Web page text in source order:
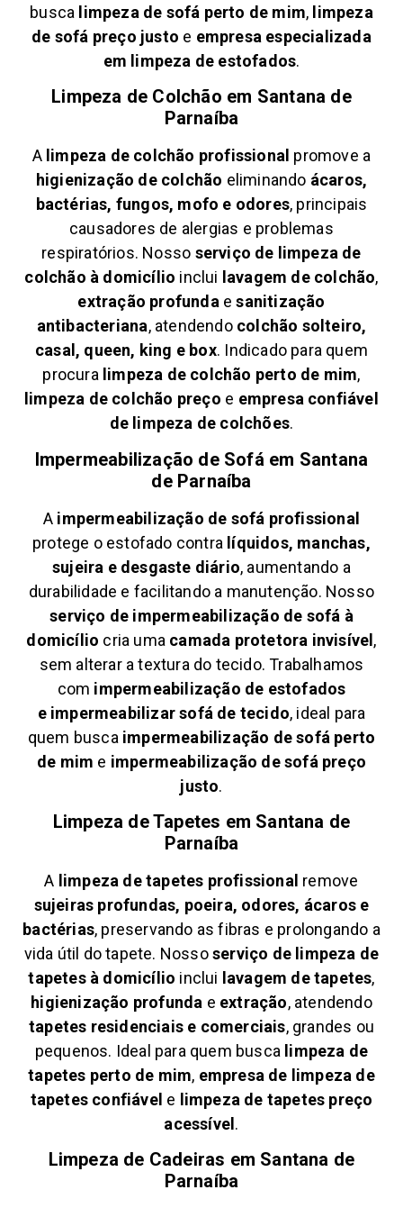
busca limpeza de sofá perto de mim, limpeza
de sofá preço justo e empresa especializada
em limpeza de estofados.
Limpeza de Colchão em Santana de
Parnaíba
A limpeza de colchão profissional promove a
higienização de colchão eliminando ácaros,
bactérias, fungos, mofo e odores, principais
causadores de alergias e problemas
respiratórios. Nosso serviço de limpeza de
colchão à domicílio inclui lavagem de colchão,
extração profunda esanitização
antibacteriana, atendendo colchão solteiro,
casal, queen, king e box. Indicado para quem
procura limpeza de colchão perto de mim,
limpeza de colchão preço e empresa confiável
de limpeza de colchões.
Impermeabilização de Sofá em Santana
de Parnaíba
A impermeabilização de sofá profissional
protege o estofado contra líquidos, manchas,
sujeira e desgaste diário, aumentando a
durabilidade e facilitando a manutenção. Nosso
serviço de impermeabilização de sofá à
domicílio cria uma camada protetora invisível,
sem alterar a textura do tecido. Trabalhamos
com impermeabilização de estofados
e impermeabilizar sofá de tecido, ideal para
quem busca impermeabilização de sofá perto
de mim e impermeabilização de sofá preço
justo.
Limpeza de Tapetes em Santana de
Parnaíba
A limpeza de tapetes profissional remove
sujeiras profundas, poeira, odores, ácaros e
bactérias, preservando as fibras e prolongando a
vida útil do tapete. Nossoserviço de limpeza de
tapetes à domicílio inclui lavagem de tapetes,
higienização profunda e extração, atendendo
tapetes residenciais e comerciais, grandes ou
pequenos. Ideal para quem busca limpeza de
tapetes perto de mim, empresa de limpeza de
tapetes confiável e limpeza de tapetes preço
acessível .
Limpeza de Cadeiras em Santana de
Parnaíba